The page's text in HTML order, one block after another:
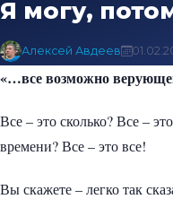
Я могу,
Алексей Авдеев
«…все возможно
Все – это сколько? Все –
времени? Все – это все!
Вы скажете – легко так